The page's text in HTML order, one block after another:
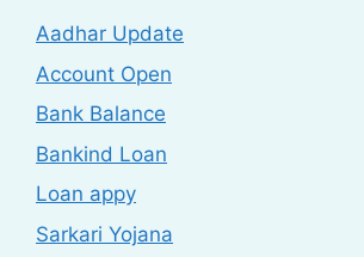
Aadhar Update
Account Open
Bank Balance
Bankind Loan
Loan appy
Sarkari Yojana